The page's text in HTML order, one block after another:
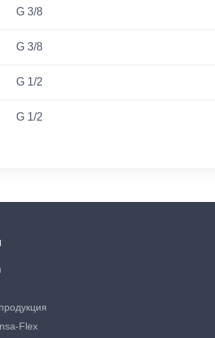
G 3/8
G 3/8
G 1/2
G 1/2
Flex